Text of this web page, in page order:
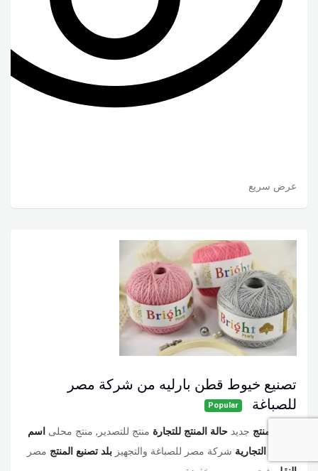
عرض سريع
تصنيع خيوط قطن بارليه من شركة مصر
للصباغة
Popular
حالة المنتج جديد حالة المنتج للتجارة منتج للتصدير, منتج محلى اسم
العلامة التجارية شركة مصر للصباغة والتجهيز بلد تصنبع المنتج مصر